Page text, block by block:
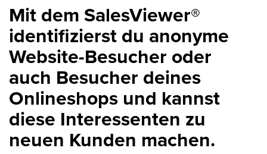
Mit dem SalesViewer®
identifizierst du anonyme
Website-Besucher oder
auch Besucher deines
Onlineshops und kannst
diese Interessenten zu
neuen Kunden machen.